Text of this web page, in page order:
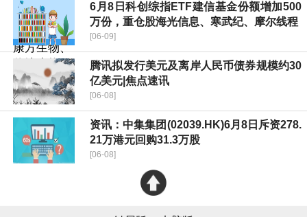
6月8日科创综指ETF建信基金份额增加500
万份，重仓股海光信息、寒武纪、摩尔线程
[06-09]
腾讯拟发行美元及离岸人民币债券规模约30
亿美元|焦点速讯
[06-08]
资讯：中集集团(02039.HK)6月8日斥资278.
21万港元回购31.3万股
[06-08]